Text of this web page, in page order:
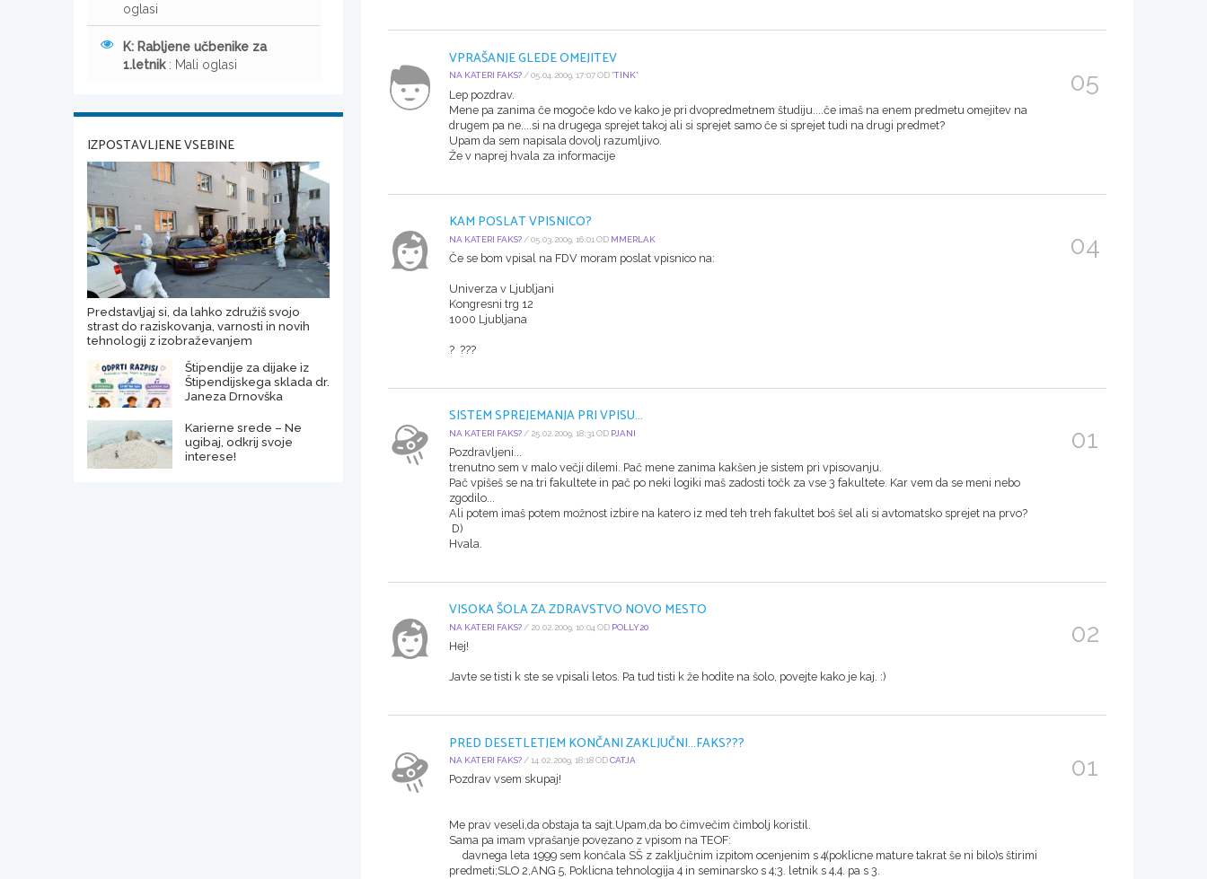
VPRAŠANJE GLEDE OMEJITEV
NA KATERI FAKS?/ 05.04.2009, 17:07 OD*TINK*
Lep pozdrav.
Mene pa zanima če mogoče kdo ve kako je pri dvopredmetnem študiju....če imaš na enem predmetu omejitev na
drugem pa ne....si na drugega sprejet takoj ali si sprejet samo če si sprejet tudi na drugi predmet?
Upam da sem napisala dovolj razumljivo.
Že v naprej hvala za informacije
05
KAM POSLAT VPISNICO?
NA KATERI FAKS? / 05.03.2009, 16:01 OD MMERLAK
Če se bom vpisal na FDV moram poslat vpisnico na:
Univerza v Ljubljani
Kongresni trg 12
1000 Ljubljana
? ???
04
SISTEM SPREJEMANJA PRI VPISU...
NA KATERI FAKS? / 25.02.2009, 18:31 OD PJANI
Pozdravljeni...
trenutno sem v malo večji dilemi. Pač mene zanima kakšen je sistem pri vpisovanju.
Pač vpišeš se na tri fakultete in pač po neki logiki maš zadosti točk za vse 3 fakultete. Kar vem da se meni nebo
zgodilo...
Ali potem imaš potem možnost izbire na katero iz med teh treh fakultet boš šel ali si avtomatsko sprejet na prvo?
D)
Hvala.
01
VISOKA ŠOLA ZA ZDRAVSTVO NOVO MESTO
NA KATERI FAKS? / 20.02.2009, 10:04 OD POLLY20
Hej!
Javte se tisti k ste se vpisali letos. Pa tud tisti k že hodite na šolo, povejte kako je kaj. :)
02
PRED DESETLETJEM KONČANI ZAKLJUČNI...FAKS???
NA KATERI FAKS? / 14.02.2009, 18:18 ODCATJA
Pozdrav vsem skupaj!
Me prav veseli,da obstaja ta sajt.Upam,da bo čimvečim čimbolj koristil.
Sama pa imam vprašanje povezano z vpisom na TEOF:
davnega leta 1999 sem končala SŠ z zaključnim izpitom ocenjenim s 4(poklicne mature takrat še ni bilo)s štirimi
predmeti;SLO 2,ANG 5, Poklicna tehnologija 4 in seminarsko s 4;3. letnik s 4,4. pa s 3.
01
oglasi
K: Rabljene učbenike za
1.letnik : Mali oglasi
IZPOSTAVLJENE VSEBINE
Predstavljaj si, da lahko združiš svojo
strast do raziskovanja, varnosti in novih
tehnologij z izobraževanjem
Štipendije za dijake iz
Štipendijskega sklada dr.
Janeza Drnovška
Karierne srede – Ne
ugibaj, odkrij svoje
interese!